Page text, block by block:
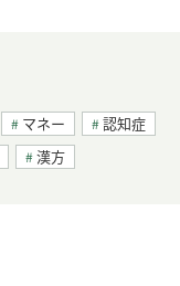
マネー
認知症
漢方